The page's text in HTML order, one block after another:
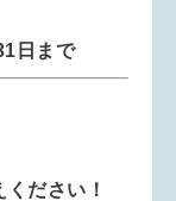
日まで
ださい！